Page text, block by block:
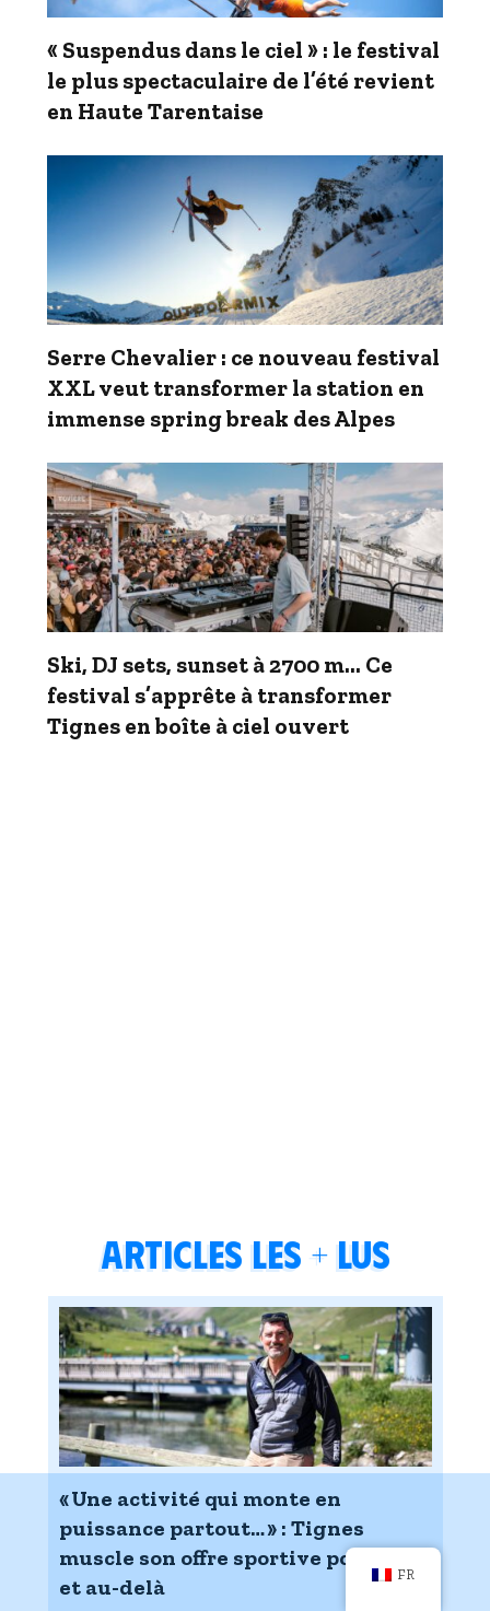
« Suspendus dans le ciel » : le festival
le plus spectaculaire de l’été revient
en Haute Tarentaise
Serre Chevalier : ce nouveau festival
XXL veut transformer la station en
immense spring break des Alpes
Ski, DJ sets, sunset à 2700 m… Ce
festival s’apprête à transformer
Tignes en boîte à ciel ouvert
Articles les + lus
« Une activité qui monte en
puissance partout… » : Tignes
muscle son offre sportive pour l’été
et au-delà
FR